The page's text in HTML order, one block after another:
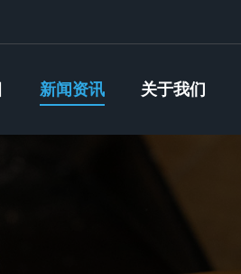
新闻资讯 关于我们